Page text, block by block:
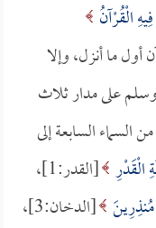
الْقُرْآنُ
أول ما أنزل، وإلا
على مدار ثلاث
السابعة إلى
الْقَدْرِ
[القدر:1]،
مُنذِرِينَ
[الدخان:3]،